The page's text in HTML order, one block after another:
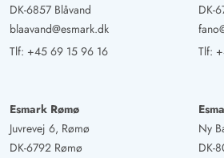
DK-6857 Blåvand
blaavand@esmark.dk
Tlf: +45 69 15 96 16
DK-
Tlf:
Esmark Rømø
Juvrevej 6, Rømø
DK-6792 Rømø
Ny
DK-